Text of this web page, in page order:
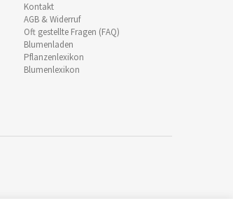
Kontakt
AGB & Widerruf
Oft gestellte Fragen (FAQ)
Blumenladen
Pflanzenlexikon
Blumenlexikon